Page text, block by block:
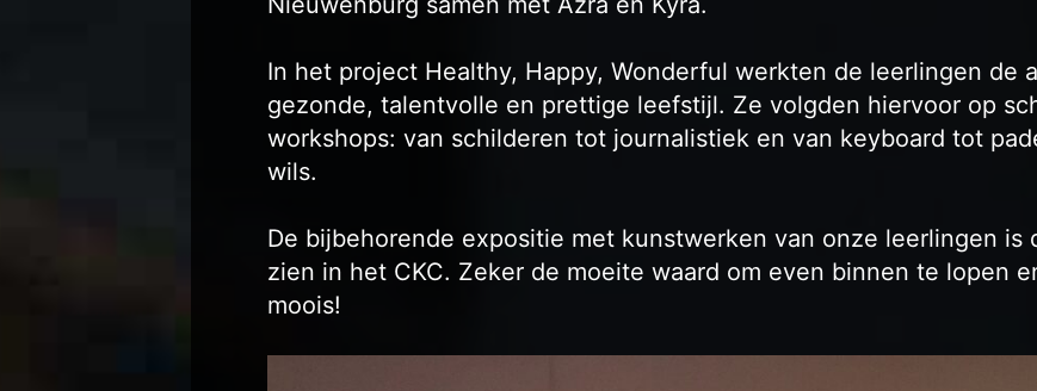
In het project Healthy, Happy, Wonderful werkten de leerlingen de
gezonde, talentvolle en prettige leefstijl. Ze volgden hiervoor op
workshops: van schilderen tot journalistiek en van keyboard tot
wils.
De bijbehorende expositie met kunstwerken van onze leerlingen is
zien in het CKC. Zeker de moeite waard om even binnen te lopen
moois!